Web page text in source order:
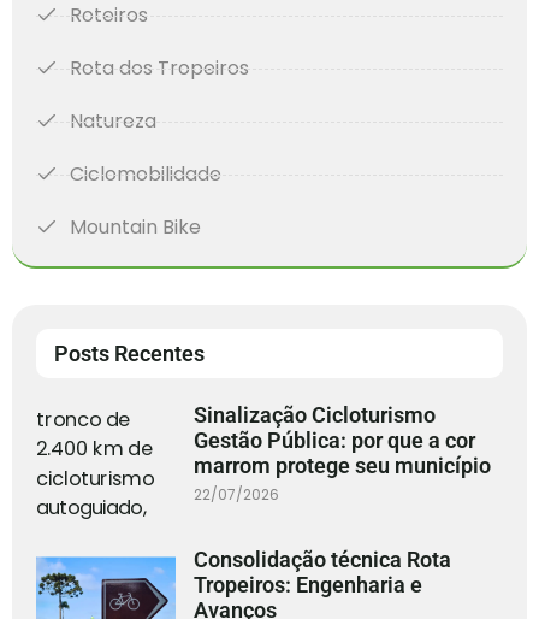
Roteiros
Rota dos Tropeiros
Natureza
Ciclomobilidade
Mountain Bike
Posts Recentes
Sinalização Cicloturismo
Gestão Pública: por que a cor
marrom protege seu município
22/07/2026
Consolidação técnica Rota
Tropeiros: Engenharia e
Avanços